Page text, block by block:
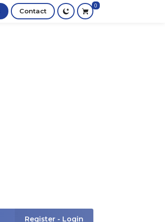
Contact
0
Register - Login